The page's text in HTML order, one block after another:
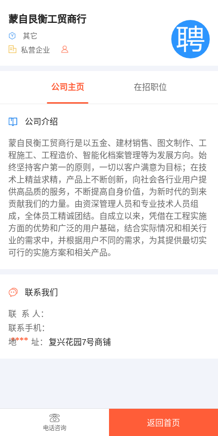
蒙自艮衡工贸商行
其它
私营企业
公司主页 在招职位
公司介绍
蒙自艮衡工贸商行是以五金、建材销售、图文制作、工
程施工、工程造价、智能化档案管理等为发展方向。始
终坚持客户第一的原则，一切以客户满意为目标；在技
术上精益求精，产品上不断创新，向社会各行业用户提
供高品质的服务，不断提高自身价值，为新时代的到来
贡献我们的力量。由资深管理人员和专业技术人员组
成，全体员工精诚团结。自成立以来，凭借在工程实施
方面的优势和广泛的用户基础，结合实际情况和相关行
业的需求中，并根据用户不同的需求，为其提供最切实
可行的实施方案和相关产品。
联系我们
联 系 人：
联系手机：
****
地 址： 复兴花园7号商铺
电话咨询
返回首页